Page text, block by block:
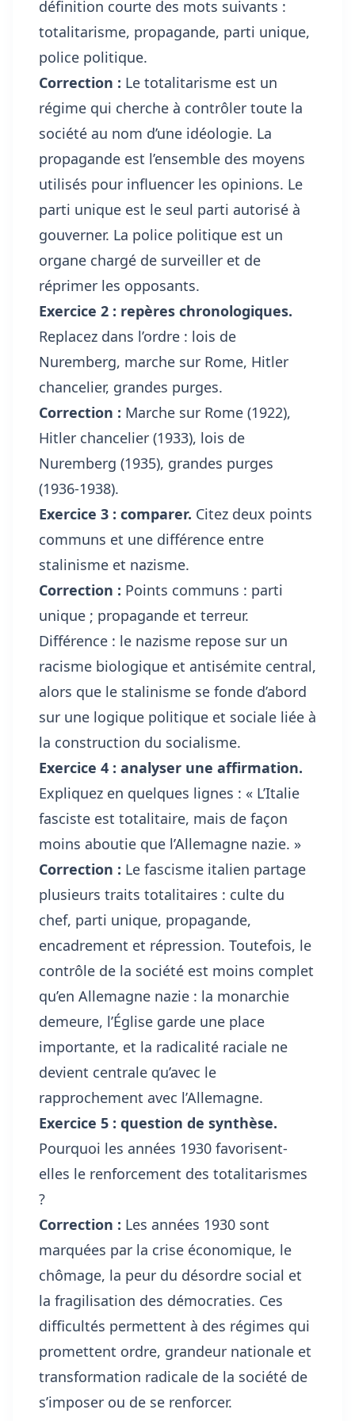
définition courte des mots suivants :
totalitarisme, propagande, parti unique,
police politique.
Correction : Le totalitarisme est un
régime qui cherche à contrôler toute la
société au nom d’une idéologie. La
propagande est l’ensemble des moyens
utilisés pour influencer les opinions. Le
parti unique est le seul parti autorisé à
gouverner. La police politique est un
organe chargé de surveiller et de
réprimer les opposants.
Exercice 2 : repères chronologiques.
Replacez dans l’ordre : lois de
Nuremberg, marche sur Rome, Hitler
chancelier, grandes purges.
Correction : Marche sur Rome (1922),
Hitler chancelier (1933), lois de
Nuremberg (1935), grandes purges
(1936-1938).
Exercice 3 : comparer. Citez deux points
communs et une différence entre
stalinisme et nazisme.
Correction : Points communs : parti
unique ; propagande et terreur.
Différence : le nazisme repose sur un
racisme biologique et antisémite central,
alors que le stalinisme se fonde d’abord
sur une logique politique et sociale liée à
la construction du socialisme.
Exercice 4 : analyser une affirmation.
Expliquez en quelques lignes : « L’Italie
fasciste est totalitaire, mais de façon
moins aboutie que l’Allemagne nazie. »
Correction : Le fascisme italien partage
plusieurs traits totalitaires : culte du
chef, parti unique, propagande,
encadrement et répression. Toutefois, le
contrôle de la société est moins complet
qu’en Allemagne nazie : la monarchie
demeure, l’Église garde une place
importante, et la radicalité raciale ne
devient centrale qu’avec le
rapprochement avec l’Allemagne.
Exercice 5 : question de synthèse.
Pourquoi les années 1930 favorisent-
elles le renforcement des totalitarismes
?
Correction : Les années 1930 sont
marquées par la crise économique, le
chômage, la peur du désordre social et
la fragilisation des démocraties. Ces
difficultés permettent à des régimes qui
promettent ordre, grandeur nationale et
transformation radicale de la société de
s’imposer ou de se renforcer.